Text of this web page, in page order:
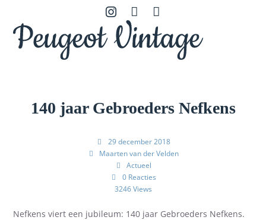
content
Instagram
Contact
mobile
mobile
140 jaar Gebroeders Nefkens
29 december 2018
Maarten van der Velden
Actueel
0 Reacties
3246 Views
Nefkens viert een jubileum: 140 jaar Gebroeders Nefkens.